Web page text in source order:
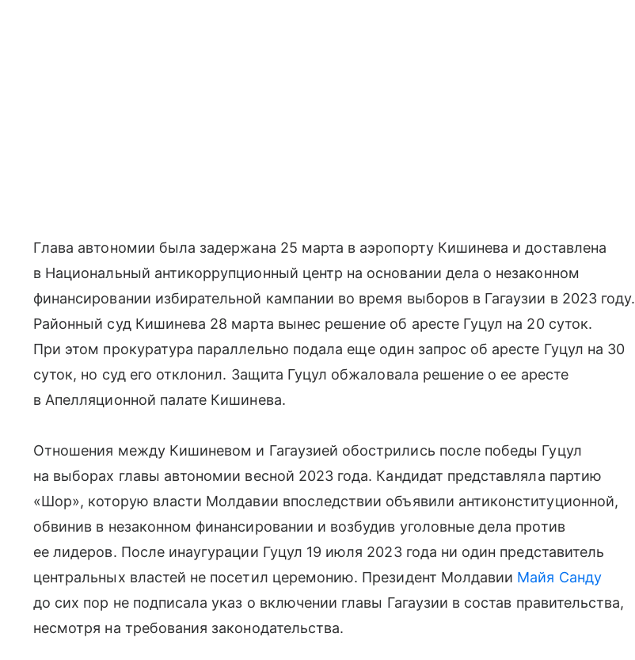
Глава автономии была задержана 25 марта в аэропорту Кишинева и доставлена
в Национальный антикоррупционный центр на основании дела о незаконном
финансировании избирательной кампании во время выборов в Гагаузии в 2023 году.
Районный суд Кишинева 28 марта вынес решение об аресте Гуцул на 20 суток.
При этом прокуратура параллельно подала еще один запрос об аресте Гуцул на 30
суток, но суд его отклонил. Защита Гуцул обжаловала решение о ее аресте
в Апелляционной палате Кишинева.
Отношения между Кишиневом и Гагаузией обострились после победы Гуцул
на выборах главы автономии весной 2023 года. Кандидат представляла партию
«Шор», которую власти Молдавии впоследствии объявили антиконституционной,
обвинив в незаконном финансировании и возбудив уголовные дела против
ее лидеров. После инаугурации Гуцул 19 июля 2023 года ни один представитель
центральных властей не посетил церемонию. Президент Молдавии Майя Санду
до сих пор не подписала указ о включении главы Гагаузии в состав правительства,
несмотря на требования законодательства.